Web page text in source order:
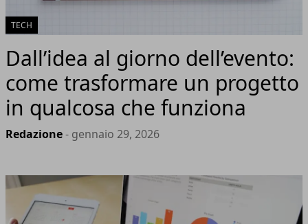
TECH
Dall’idea al giorno dell’evento:
come trasformare un progetto
in qualcosa che funziona
Redazione- gennaio 29, 2026